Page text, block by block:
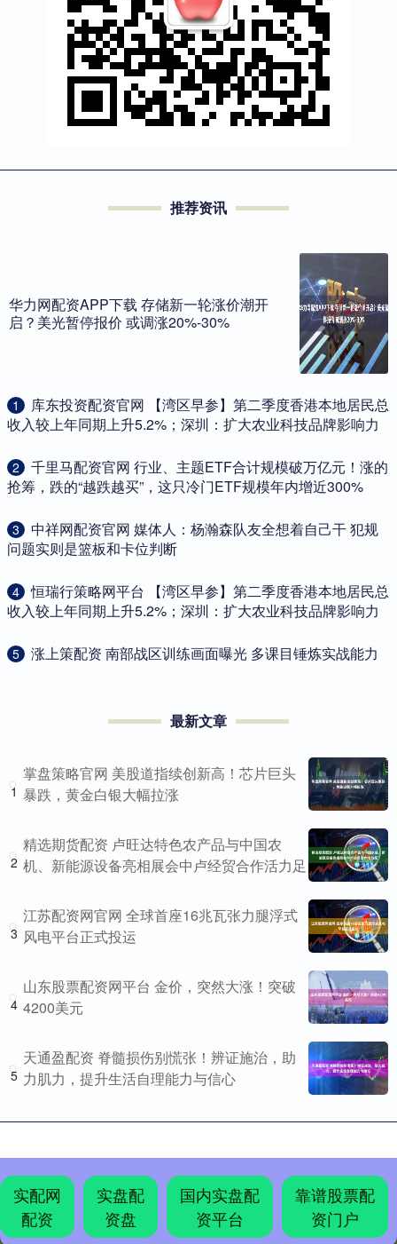
推荐资讯
华力网配资APP下载 存储新一轮涨价潮开
启？美光暂停报价 或调涨20%-30%
1
​库东投资配资官网 【湾区早参】第二季度香港本地居民总
收入较上年同期上升5.2%；深圳：扩大农业科技品牌影响力
2
​千里马配资官网 行业、主题ETF合计规模破万亿元！涨的
抢筹，跌的“越跌越买”，这只冷门ETF规模年内增近300%
3
​中祥网配资官网 媒体人：杨瀚森队友全想着自己干 犯规
问题实则是篮板和卡位判断
4
​恒瑞行策略网平台 【湾区早参】第二季度香港本地居民总
收入较上年同期上升5.2%；深圳：扩大农业科技品牌影响力
5 ​涨上策配资 南部战区训练画面曝光 多课目锤炼实战能力
最新文章
1
掌盘策略官网 美股道指续创新高！芯片巨头
暴跌，黄金白银大幅拉涨
2
精选期货配资 卢旺达特色农产品与中国农
机、新能源设备亮相展会中卢经贸合作活力足
3
江苏配资网官网 全球首座16兆瓦张力腿浮式
风电平台正式投运
4
山东股票配资网平台 金价，突然大涨！突破
4200美元
5
天通盈配资 脊髓损伤别慌张！辨证施治，助
力肌力，提升生活自理能力与信心
实配网
配资
实盘配
资盘
国内实盘配
资平台
靠谱股票配
资门户